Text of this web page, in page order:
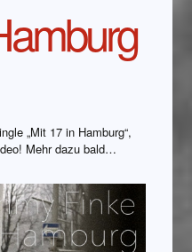
„Mit 17 in Hamburg“,
Mehr dazu bald…